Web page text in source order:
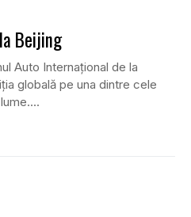
Beijing
Auto Internațional de la
globală pe una dintre cele